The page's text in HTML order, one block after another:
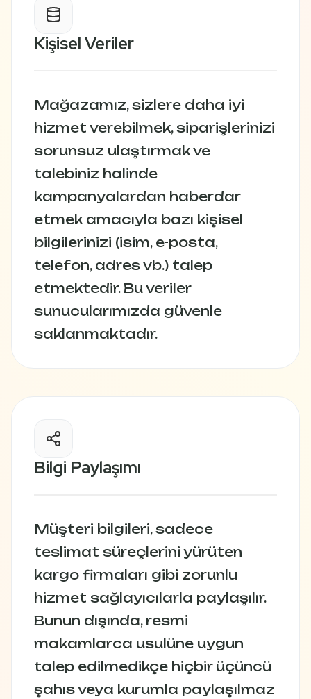
Kişisel Veriler
Mağazamız, sizlere daha iyi
hizmet verebilmek, siparişlerinizi
sorunsuz ulaştırmak ve
talebiniz halinde
kampanyalardan haberdar
etmek amacıyla bazı kişisel
bilgilerinizi (isim, e-posta,
telefon, adres vb.) talep
etmektedir. Bu veriler
sunucularımızda güvenle
saklanmaktadır.
Bilgi Paylaşımı
Müşteri bilgileri, sadece
teslimat süreçlerini yürüten
kargo firmaları gibi zorunlu
hizmet sağlayıcılarla paylaşılır.
Bunun dışında, resmi
makamlarca usulüne uygun
talep edilmedikçe hiçbir üçüncü
şahıs veya kurumla paylaşılmaz